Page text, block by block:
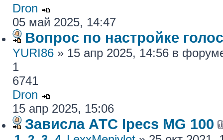
Dron
05 май 2025, 14:47
Вопрос по настройке
YURI86 » 15 апр 2025, 14:56 в
1
6741
Dron
15 апр 2025, 15:06
Зависла АТС Ipecs MG 100